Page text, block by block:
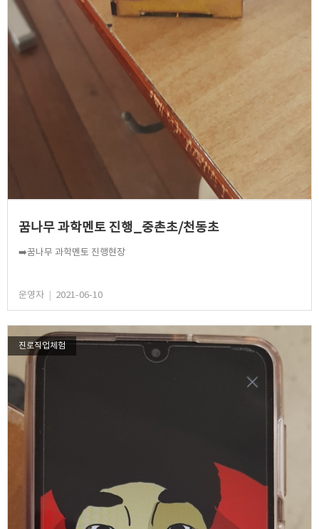
꿈나무 과학멘토 진행_중촌초/천동초
➡️꿈나무 과학멘토 진행현장
운영자 2021-06-10
진로직업체험